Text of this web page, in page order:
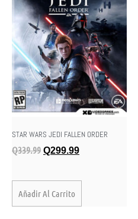
STAR WARS JEDI FALLEN ORDER
Q339.99 Q299.99
Añadir Al Carrito